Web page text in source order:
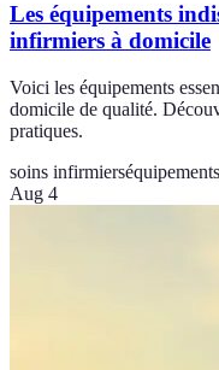
Les équipements
infirmiers à domicile
Voici les équipements
domicile de qualité.
pratiques.
soins infirmiers
Aug 4